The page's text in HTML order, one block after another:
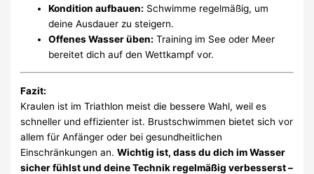
Kondition aufbauen: Schwimme regelmäßig, um
deine Ausdauer zu steigern.
Offenes Wasser üben: Training im See oder Meer
bereitet dich auf den Wettkampf vor.
Fazit:
Kraulen ist im Triathlon meist die bessere Wahl, weil es
schneller und effizienter ist. Brustschwimmen bietet sich vor
allem für Anfänger oder bei gesundheitlichen
Einschränkungen an.Wichtig ist, dass du dich im Wasser
sicher fühlst und deine Technik regelmäßig verbesserst –